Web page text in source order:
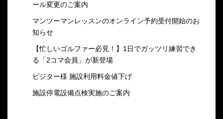
ール変更のご案内
マンツーマンレッスンのオンライン予約受付開始のお
知らせ
【忙しいゴルファー必見！】1日でガッツリ練習でき
る「2コマ会員」が新登場
ビジター様 施設利用料金値下げ
施設停電設備点検実施のご案内